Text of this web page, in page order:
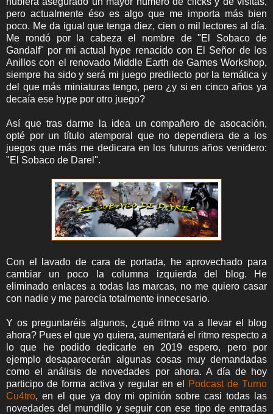
pero actualmente éso es algo que me importa más bien
poco. Me da igual que tenga diez, cien o mil lectores al día.
Me rondó por la cabeza el nombre de "El Sobaco de
Gandalf" por mi actual hype renacido con El Señor de los
Anillos con el renovado Middle Earth de Games Workshop,
siempre ha sido y será mi juego predilecto por la temática y
del que más miniaturas tengo, pero ¿y si en cinco años ya
decaía ese hype por otro juego?
Así que tras darme la idea un compañero de asocación,
opté por un título atemporal que no dependiera de a los
juegos que más me dedicara en los futuros años venidero:
"El Sobaco de Darel".
Con el lavado de cara de portada, he aprovechado para
cambiar un poco la columna izquierda del blog. He
eliminado enlaces a todas las marcas, no me quiero casar
con nadie y me parecía totalmente innecesario.
Y os preguntaréis algunos, ¿qué ritmo va a llevar el blog
ahora? Pues el que yo quiera, aumentará el ritmo respecto a
lo que he podido dedicarle en 2019 espero, pero por
ejemplo desaparecerán algunas cosas muy demandadas
como el análisis de novedades por ahora. A día de hoy
participo de forma activa y regular en el
Podcast de Turno
Cu4tro, en el que ya doy mi opinión sobre casi todas las
novedades del mundillo y seguir con ese tipo de entradas